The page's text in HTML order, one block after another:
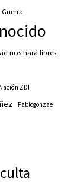
nos hará libres
Nación ZDI
Pablogonzae